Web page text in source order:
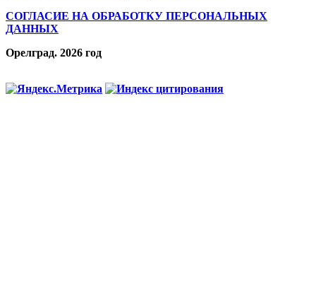
СОГЛАСИЕ НА ОБРАБОТКУ ПЕРСОНАЛЬНЫХ
ДАННЫХ
Орелград. 2026 год